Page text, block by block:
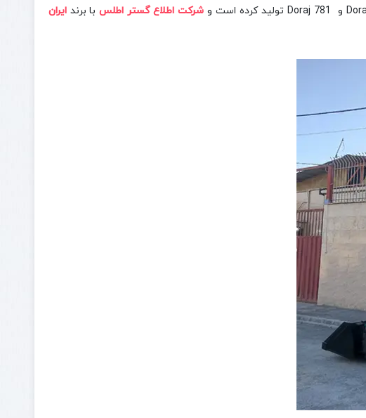
شرکت اطلاع گستر اطلسبا برندایران